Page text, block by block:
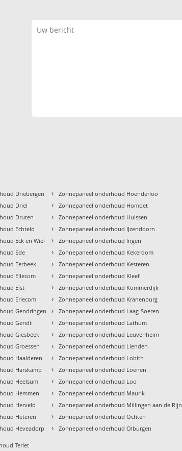
Driebergen
Driel
Druten
Echteld
Eck en Wiel
Ede
Eerbeek
Ellecom
Elst
Erlecom
Gendringen
Gendt
Giesbeek
Groessen
Haalderen
Harskamp
Heelsum
Hemmen
Herveld
Heteren
Heveadorp
› Zonnepaneel onderhoud Hoenderloo
› Zonnepaneel onderhoud Homoet
› Zonnepaneel onderhoud Huissen
› Zonnepaneel onderhoud IJzendoorn
› Zonnepaneel onderhoud Ingen
› Zonnepaneel onderhoud Kekerdom
› Zonnepaneel onderhoud Kesteren
› Zonnepaneel onderhoud Kleef
› Zonnepaneel onderhoud Kommerdijk
› Zonnepaneel onderhoud Kranenburg
› Zonnepaneel onderhoud Laag-Soeren
› Zonnepaneel onderhoud Lathum
› Zonnepaneel onderhoud Leuvenheim
› Zonnepaneel onderhoud Lienden
› Zonnepaneel onderhoud Lobith
› Zonnepaneel onderhoud Loenen
› Zonnepaneel onderhoud Loo
› Zonnepaneel onderhoud Maurik
› Zonnepaneel onderhoud Millingen aan de Rijn
› Zonnepaneel onderhoud Ochten
› Zonnepaneel onderhoud Olburgen
Terlet